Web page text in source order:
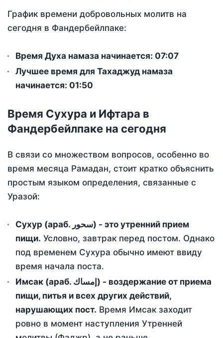
График времени добровольных молитв на
сегодня в Фандербейлпаке:
Время Духа намаза начинается: 07:07
Лучшее время для Тахаджуд намаза
начинается: 01:50
Время Сухура и Ифтара в
Фандербейлпаке на сегодня
В связи со множеством вопросов, особенно во
время месяца Рамадан, стоит кратко объяснить
простым языком определения, связанные с
Уразой:
Сухур (араб. سحور) - это утренний прием
пищи. Условно, завтрак перед постом. Однако
под временем Сухура обычно имеют ввиду
время начала поста.
Имсак (араб. إمساك) - воздержание от приема
пищи, питья и всех других действий,
нарушающих пост. Время Имсак заходит
ровно в момент наступления Утренней